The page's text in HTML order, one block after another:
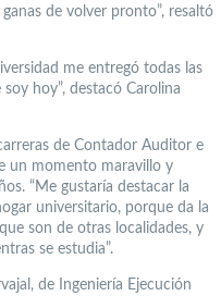
de volver pronto”, resaltó
me entregó todas las
hoy”, destacó Carolina
de Contador Auditor e
un momento maravillo y
“Me gustaría destacar la
universitario, porque da la
son de otras localidades, y
se estudia”.
de Ingeniería Ejecución